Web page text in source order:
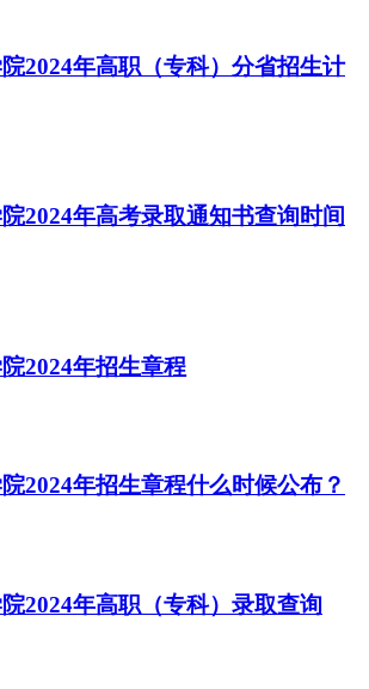
2024年高职（专科）分省招生计
2024年高考录取通知书查询时间
2024年招生章程
2024年招生章程什么时候公布？
2024年高职（专科）录取查询